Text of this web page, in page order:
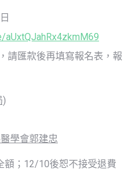
請匯款後再填寫報名表，報
)
學會郭建忠
；12/10後恕不接受退費